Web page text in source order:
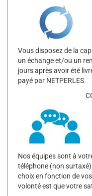
Vous disposez de la
un échange et/ou un
jours après avoir été
payé par NETPERLES.
Nos équipes sont à
téléphone (non
choix en fonction de
volonté est que votre